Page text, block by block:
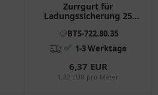
Zurrgurt für
Ladungssicherung 25
Ratsche
BTS-722.80.35
✅ 1-3 Werktage
6,37 EUR
1,82 EUR pro Meter